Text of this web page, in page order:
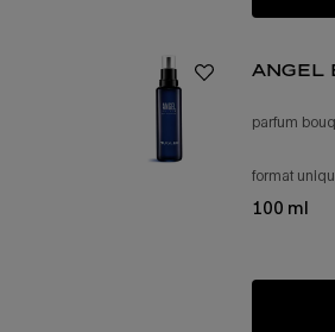
angel
parfum
format
100 ml